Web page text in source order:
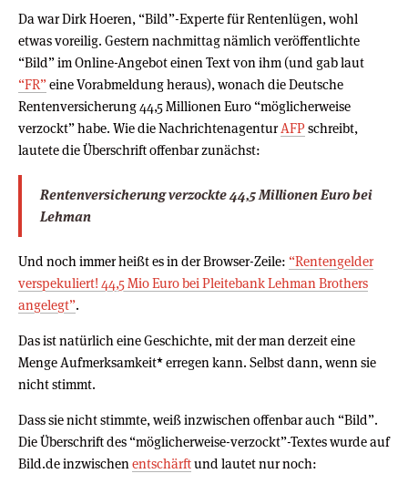
Da war Dirk Hoeren, “Bild”-Experte für Rentenlügen, wohl
etwas voreilig. Gestern nachmittag nämlich veröffentlichte
“Bild” im Online-Angebot einen Text von ihm (und gab laut
“FR”eine Vorabmeldung heraus), wonach die Deutsche
Rentenversicherung 44,5 Millionen Euro “möglicherweise
verzockt” habe. Wie die NachrichtenagenturAFPschreibt,
lautete die Überschrift offenbar zunächst:
Rentenversicherung verzockte 44,5 Millionen Euro bei
Lehman
Und noch immer heißt es in der Browser-Zeile: “Rentengelder
verspekuliert! 44,5 Mio Euro bei Pleitebank Lehman Brothers
angelegt”.
Das ist natürlich eine Geschichte, mit der man derzeit eine
Menge Aufmerksamkeit*erregen kann. Selbst dann, wenn sie
nicht stimmt.
Dass sie nicht stimmte, weiß inzwischen offenbar auch “Bild”.
Die Überschrift des “möglicherweise-verzockt”-Textes wurde auf
Bild.de inzwischen entschärftund lautet nur noch: